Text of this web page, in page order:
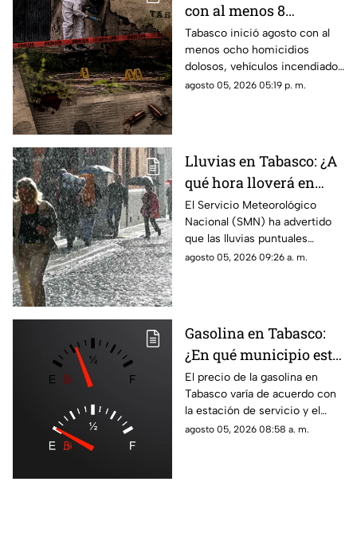
con al menos 8
h0m1cidi0s; aumenta la
violencia en
Villahermosa
Tabasco inició agosto con al
menos ocho homicidios
dolosos, vehículos incendiados
en Villahermosa y un aumento
agosto 05, 2026 05:19 p. m.
Lluvias en Tabasco: ¿A
qué hora lloverá en
Villahermosa hoy 5 de
agosto de 2026?
El Servicio Meteorológico
Nacional (SMN) ha advertido
que las lluvias puntuales
fuertes podrían ocasionar
agosto 05, 2026 09:26 a. m.
Gasolina en Tabasco:
¿En qué municipio está
más barata hoy 5 de
agosto?
El precio de la gasolina en
Tabasco varía de acuerdo con
la estación de servicio y el
municipio. Te compartimos un
agosto 05, 2026 08:58 a. m.